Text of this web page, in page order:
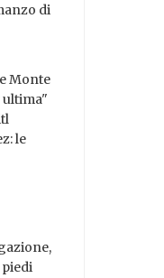
di
Monte
ultima"
le
piedi